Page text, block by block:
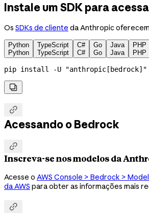
Instale um SDK para
Os SDKs de cliente da Anthropic
Python
Python
TypeScript
TypeScript
C#
C#
Go
Go
Java
Java
PHP
PHP
pip install -U "anthropic[bedrock]"


Acessando o Bedrock

Inscreva-se nos modelos da
Acesse o AWS Console > Bedrock >
da AWS para obter as informações mais
